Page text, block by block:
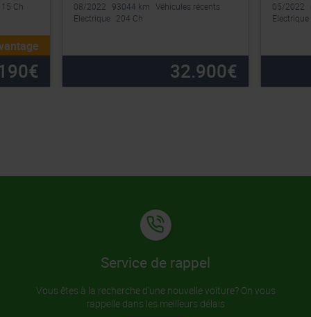
08/2022 93044 km Véhicules récents
Electrique 204 Ch
32.900€
05/2022
Electrique
Ch
€
Service de rappel
Vous êtes à la recherche d'une nouvelle voiture? On vous
rappelle dans les meilleurs délais